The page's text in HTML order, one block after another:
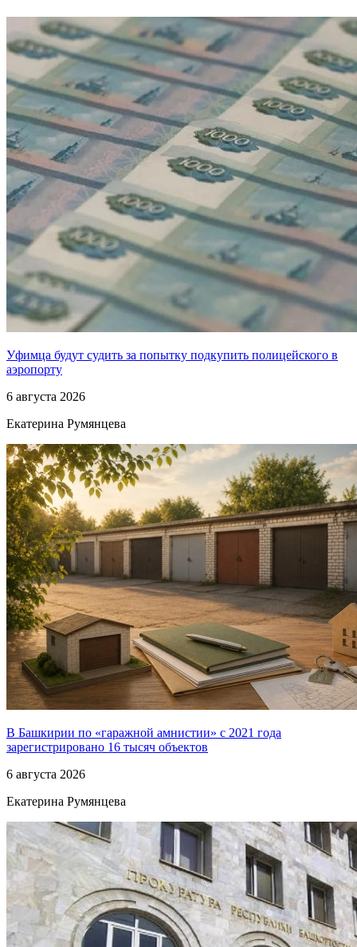
Уфимца будут судить за попытку подкупить полицейского в
аэропорту
6 августа 2026
Екатерина Румянцева
В Башкирии по «гаражной амнистии» с 2021 года
зарегистрировано 16 тысяч объектов
6 августа 2026
Екатерина Румянцева